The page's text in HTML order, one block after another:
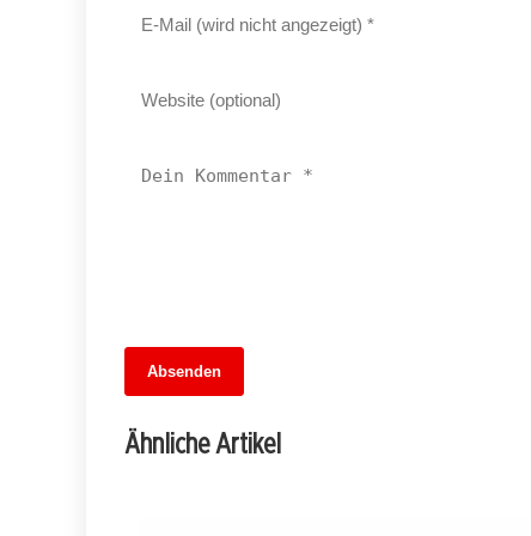
Absenden
Ähnliche Artikel
13. Juni 2026
Im Schatten der Großküche: Kreuzberger